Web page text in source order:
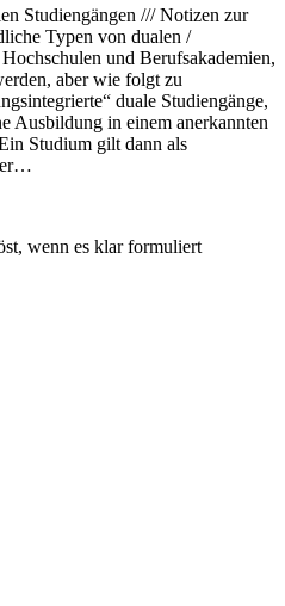
Studiengängen /// Notizen zur
Typen von dualen /
und Berufsakademien,
aber wie folgt zu
duale Studiengänge,
Ausbildung in einem anerkannten
Studium gilt dann als
wenn es klar formuliert